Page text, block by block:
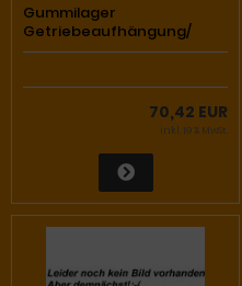
Gummilager
Getriebeaufhängung/
Getriebelager 460/461/463
verstärkt
70,42 EUR
inkl. 19 % MwSt.